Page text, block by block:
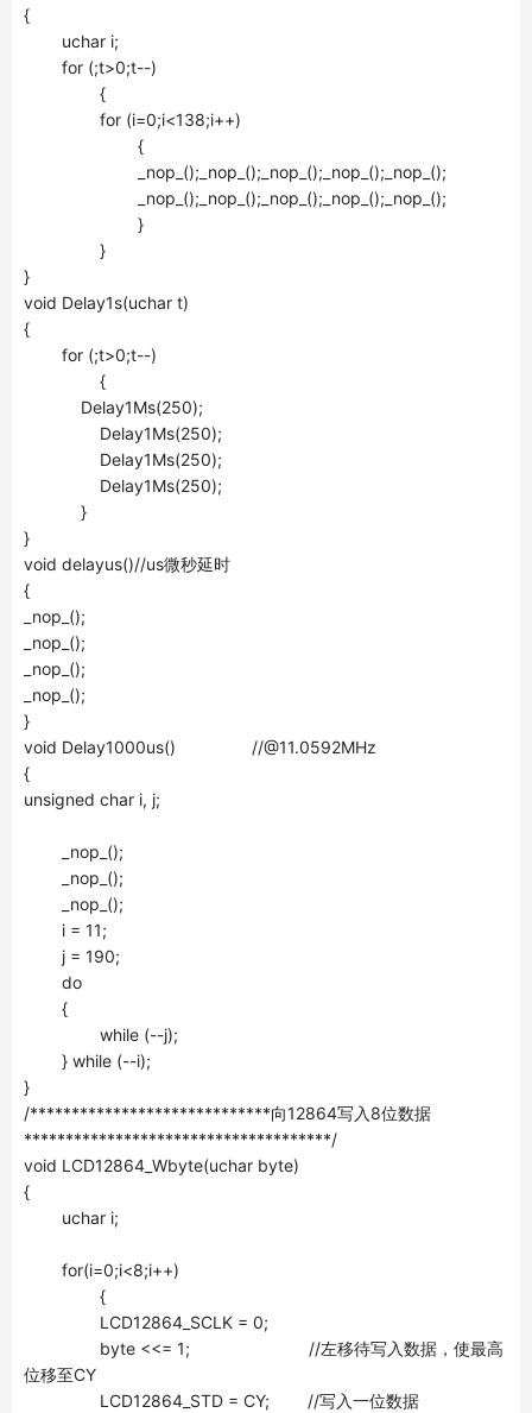
{
uchar i;
for (;t>0;t--)
{
for (i=0;i<138;i++)
{
_nop_();_nop_();_nop_();_nop_();_nop_();
_nop_();_nop_();_nop_();_nop_();_nop_();
}
}
}
void Delay1s(uchar t)
{
for (;t>0;t--)
{
Delay1Ms(250);
Delay1Ms(250);
Delay1Ms(250);
Delay1Ms(250);
}
}
void delayus()//us微秒延时
{
_nop_();
_nop_();
_nop_();
_nop_();
}
void Delay1000us() //@11.0592MHz
{
unsigned char i, j;
_nop_();
_nop_();
_nop_();
i = 11;
j = 190;
do
{
while (--j);
} while (--i);
}
/*****************************向12864写入8位数据
*************************************/
void LCD12864_Wbyte(uchar byte)
{
uchar i;
for(i=0;i<8;i++)
{
LCD12864_SCLK = 0;
byte <<= 1; //左移待写入数据，使最高
位移至CY
LCD12864_STD = CY; //写入一位数据